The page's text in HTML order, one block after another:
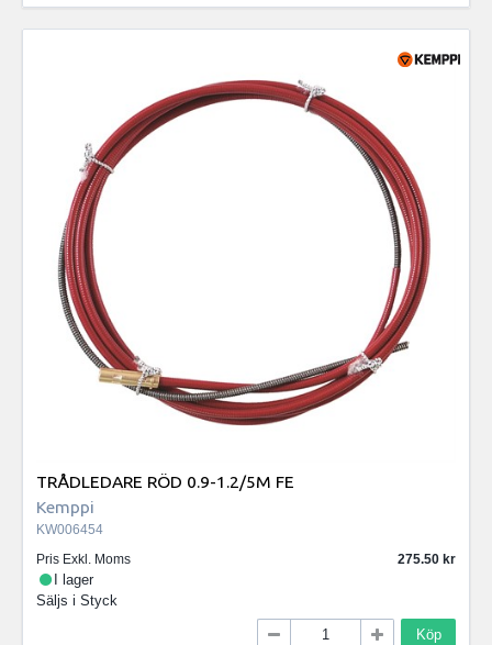
TRÅDLEDARE RÖD 0.9-1.2/5M FE
Kemppi
KW006454
Pris Exkl. Moms
275.50
I lager
Säljs i Styck
Köp